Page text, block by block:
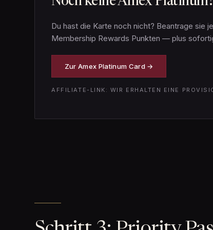
Du hast die Karte noch nicht? Beantrage sie
Membership Rewards Punkten — plus
Zur Amex Platinum Card →
AFFILIATE-LINK: WIR ERHALTEN EINE